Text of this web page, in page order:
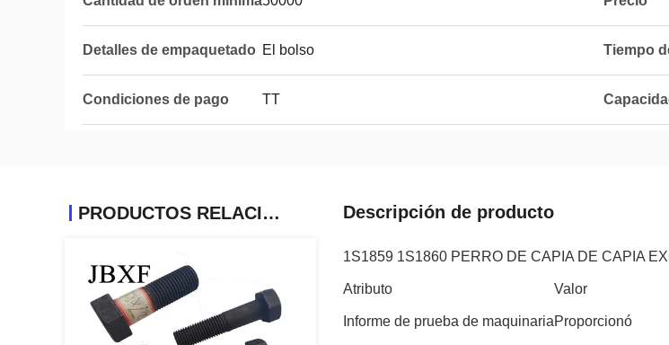
Detalles de empaquetado El bolso Tiempo
Condiciones de pago TT
PRODUCTOS RELACIONADOS Descripción de producto
1S1859 1S1860 PERRO DE CAPIA DE CAPIA
Atributo Valor
Informe de prueba de maquinariaProporcionó